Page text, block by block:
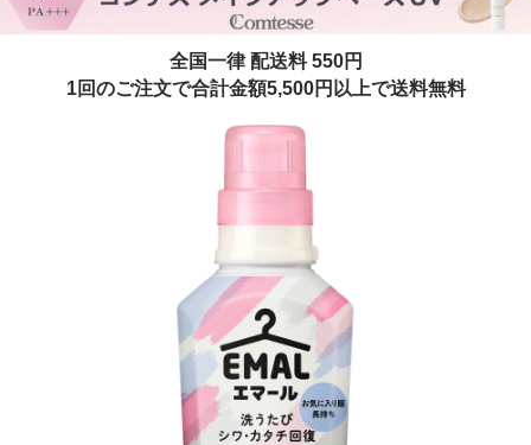
全国一律 配送料 550円
1回のご注文で合計金額5,500円以上で送料無料